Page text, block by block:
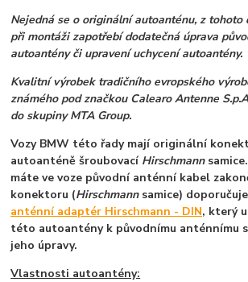
Nejedná se o originální autoanténu, z tohoto
při montáži zapotřebí dodatečná úprava
autoantény či upravení uchycení autoantény.
Kvalitní výrobek tradičního evropského
známého pod značkou Calearo Antenne
do skupiny MTA Group.
Vozy BMW této řady mají originální
autoanténě šroubovací Hirschmann
máte ve voze původní anténní kabel
konektoru (Hirschmannsamice)
anténní adaptér Hirschmann - DIN, který
této autoantény k původnímu anténnímu
jeho úpravy.
Vlastnosti autoantény: